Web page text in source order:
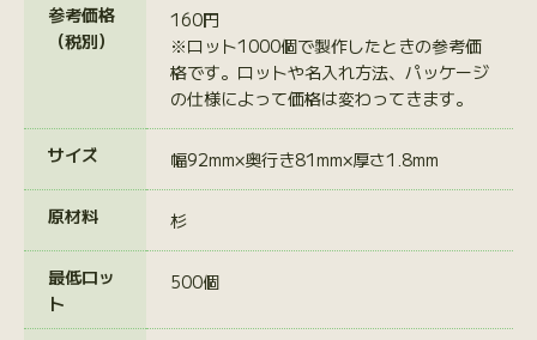
参考価格
（税別）
160円
※ロット1000個で製作したときの参考価
格です。ロットや名入れ方法、パッケージ
の仕様によって価格は変わってきます。
サイズ 幅92mm×奥行き81mm×厚さ1.8mm
原材料 杉
最低ロッ
ト
500個